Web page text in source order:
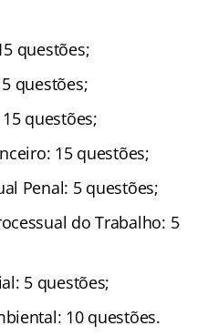
questões;
questões;
questões;
15 questões;
Penal: 5 questões;
do Trabalho: 5
5 questões;
10 questões.